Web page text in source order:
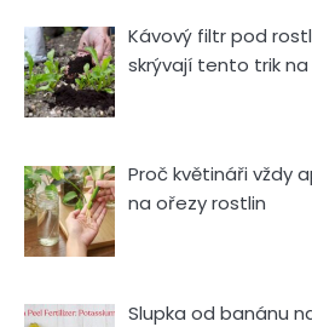
Kávový filtr pod
skrývají tento trik na
Proč květináři vždy
na ořezy rostlin
Slupka od banánu